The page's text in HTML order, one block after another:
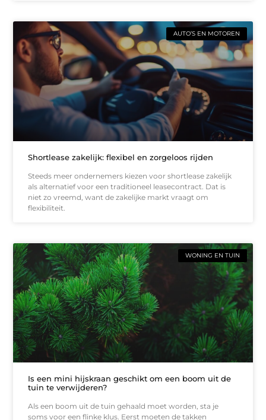
AUTO’S EN MOTOREN
Shortlease zakelijk: flexibel en zorgeloos rijden
Steeds meer ondernemers kiezen voor shortlease zakelijk
als alternatief voor een traditioneel leasecontract. Dat is
niet zo vreemd, want de zakelijke markt vraagt om
flexibiliteit.
WONING EN TUIN
Is een mini hijskraan geschikt om een boom uit de
tuin te verwijderen?
Als een boom uit de tuin gehaald moet worden, sta je
soms voor een flinke klus. Eerst moeten de takken